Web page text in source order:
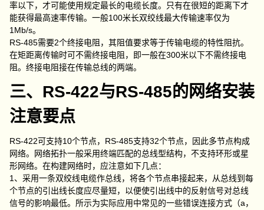
率以下，才可能使用规定最长的电缆长度。只有在很短的距离下才
能获得最高速率传输。一般100米长双绞线最大传输速率仅为
1Mb/s。
RS-485需要2个终接电阻，其阻值要求等于传输电缆的特性阻抗。
在矩距离传输时可不需终接电阻，即一般在300米以下不需终接电
阻。终接电阻接在传输总线的两端。
三、RS-422与RS-485的网络安装
注意要点
RS-422可支持10个节点，RS-485支持32个节点，因此多节点构成
网络。网络拓扑一般采用终端匹配的总线型结构，不支持环形或星
形网络。在构建网络时，应注意如下几点：
1、采用一条双绞线电缆作总线，将各个节点串接起来，从总线到每
个节点的引出线长度应尽量短，以便使引出线中的反射信号对总线
信号的影响最低。所示为实际应用中常见的一些错误连接方式（a，